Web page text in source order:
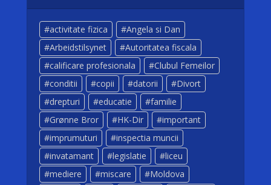
activitate fizica
Angela si Dan
Arbeidstilsynet
Autoritatea fiscala
calificare profesionala
Clubul Femeilor
conditii
copii datorii
Divort
drepturi
educatie
familie
Grønne Bror
HK-Dir
important
imprumuturi
inspectia muncii
invatamant
legislatie
liceu
mediere
miscare
Moldova